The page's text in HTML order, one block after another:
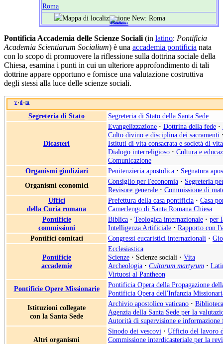
Roma
Pontificia Accademia delle Scienze Sociali (in latino: Pontificia
Academia Scientiarum Socialium) è una accademia pontificia nata
con lo scopo di promuovere la riflessione sulla dottrina sociale della
Chiesa, esamina i punti in cui un ulteriore approfondimento di tali
dottrine appare opportuno e fornisce una valutazione costruttiva
degli stessi alla luce delle scienze sociali.
v • d • m
Segreteria di Stato Segreteria di Stato della Santa Sede
Dicasteri
Evangelizzazione · Dottrina della fede ·
Culto divino e disciplina dei sacramenti
Istituti di vita consacrata e società di
Dialogo interreligioso · Cultura e
Comunicazione
Organismi giudiziari
Penitenzieria apostolica · Segnatura
Organismi economici
Consiglio per l'economia · Segreteria
Revisore generale · Commissione di
Uffici
della Curia romana
Prefettura della casa pontificia · Casa
Camerlengo di Santa Romana Chiesa
Pontificie
commissioni
Biblica · Teologica internazionale · per
Intelligenza Artificiale · Rapporto con
Pontifici comitati
Congressi eucaristici internazionali ·
Pontificie
accademie
Ecclesiastica
Scienze · Scienze sociali · Vita
Archeologia · Cultorum martyrum ·
Virtuosi al Pantheon
Pontificie Opere Missionarie
Pontificia Opera della Propagazione
Pontificia Opera dell'Infanzia
Istituzioni collegate
con la Santa Sede
Archivio apostolico vaticano ·
Agenzia della Santa Sede per la
Autorità di supervisione e informazione
Altri organismi
Sinodo dei vescovi · Ufficio del lavoro
Commissione interdicasteriale per la